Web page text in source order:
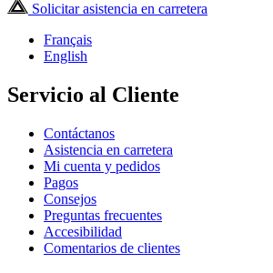
Solicitar asistencia en carretera
Français
English
Servicio al Cliente
Contáctanos
Asistencia en carretera
Mi cuenta y pedidos
Pagos
Consejos
Preguntas frecuentes
Accesibilidad
Comentarios de clientes